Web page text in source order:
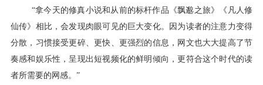
“拿今天的修真小说和从前的标杆作品《飘邈之旅》《凡人修
仙传》相比，会发现肉眼可见的巨大变化。因为读者的注意力变得
分散，习惯接受更碎、更快、更强烈的信息，网文也大大提高了节
奏感和娱乐性，呈现出短视频化的鲜明倾向，更符合这个时代的读
者所需要的网感。”